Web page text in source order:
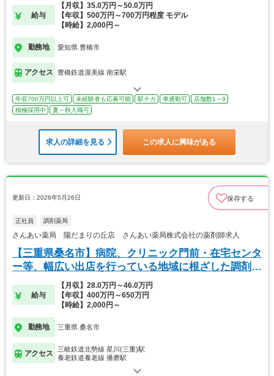
給与
【月収】35.0万円～50.0万円
【年収】500万円～700万円程度 モデル
【時給】2,000円～
勤務地 愛知県 豊橋市
アクセス 豊橋鉄道渥美線 南栄駅
年収700万円以上可 未経験者も応募可能 駅チカ 車通勤可
店舗数1～9
積極採用中
夏～秋入職可
求人の詳細を見る この求人に興味がある
更新日：2026年5月26日 保存する
正社員 調剤薬局
さんあい薬局 陽だまりの丘店 さんあい薬局株式会社の薬剤師求人
【三重県桑名市】病院、クリニック門前・在宅センタ
ー等、幅広い出店を行っている地域に根ざした調剤薬
給与
【月収】28.0万円～46.0万円
【年収】400万円～650万円
【時給】2,000円～
勤務地 三重県 桑名市
アクセス
三岐鉄道北勢線 星川(三重)駅
養老鉄道養老線 播磨駅